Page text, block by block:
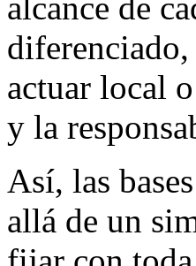
actuar local
y la
Así, las
allá de un